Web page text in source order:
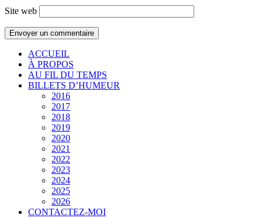
Site web
ACCUEIL
À PROPOS
AU FIL DU TEMPS
BILLETS D’HUMEUR
2016
2017
2018
2019
2020
2021
2022
2023
2024
2025
2026
CONTACTEZ-MOI